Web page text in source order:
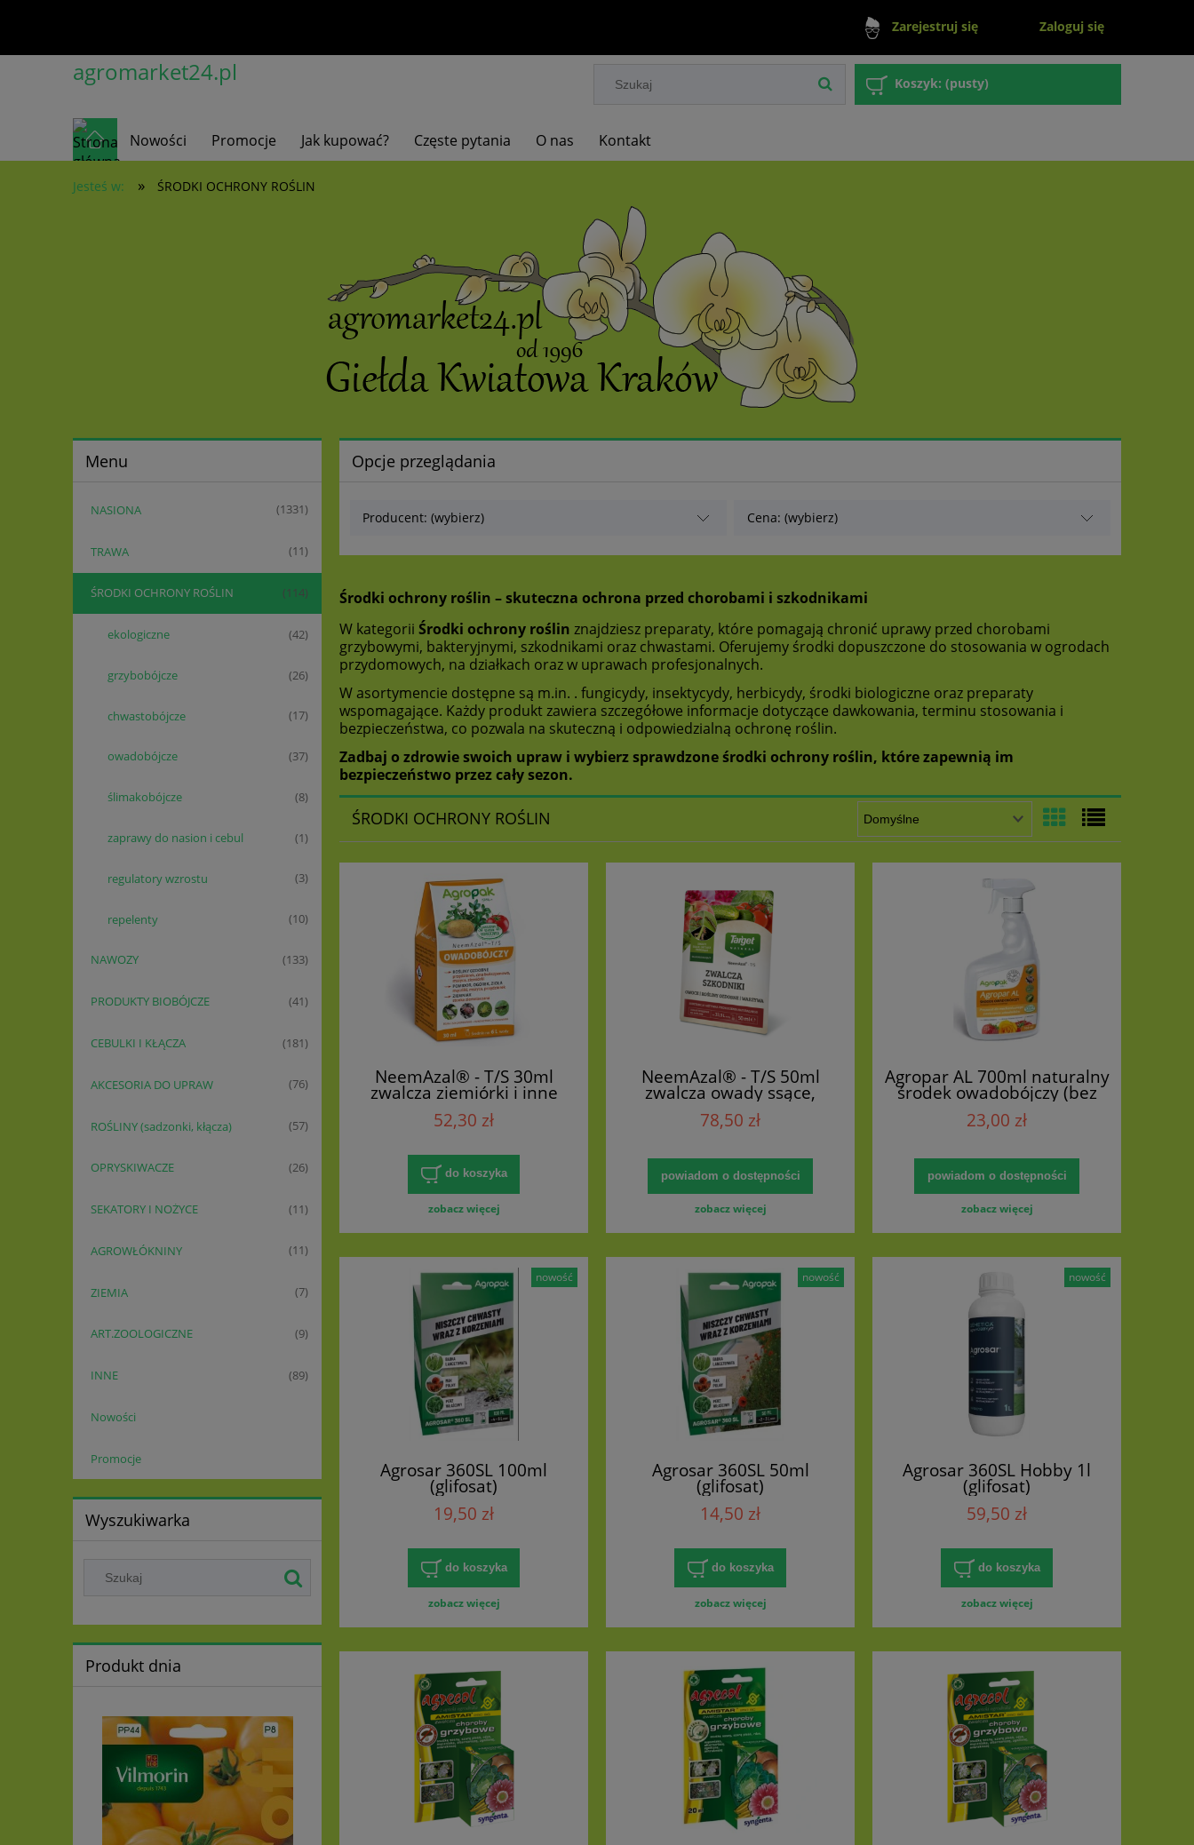
Zarejestruj się Zaloguj się
agromarket24.pl Koszyk: (pusty)
Nowości Promocje Jak kupować? Częste pytania O nas Kontakt
Jesteś w: » ŚRODKI OCHRONY ROŚLIN
Menu
NASIONA (1331)
TRAWA (11)
ŚRODKI OCHRONY ROŚLIN (114)
ekologiczne (42)
grzybobójcze (26)
chwastobójcze (17)
owadobójcze (37)
ślimakobójcze (8)
zaprawy do nasion i cebul (1)
regulatory wzrostu (3)
repelenty (10)
NAWOZY (133)
PRODUKTY BIOBÓJCZE (41)
CEBULKI I KŁĄCZA (181)
AKCESORIA DO UPRAW (76)
ROŚLINY (sadzonki, kłącza) (57)
OPRYSKIWACZE (26)
SEKATORY I NOŻYCE (11)
AGROWŁÓKNINY (11)
ZIEMIA (7)
ART.ZOOLOGICZNE (9)
INNE (89)
Nowości
Promocje
Wyszukiwarka
Produkt dnia
Opcje przeglądania
Producent: (wybierz) Cena: (wybierz)
Środki ochrony roślin – skuteczna ochrona przed chorobami i szkodnikami
W kategorii Środki ochrony roślin znajdziesz preparaty, które pomagają chronić uprawy przed chorobami
grzybowymi, bakteryjnymi, szkodnikami oraz chwastami. Oferujemy środki dopuszczone do stosowania w ogrodach
przydomowych, na działkach oraz w uprawach profesjonalnych.
W asortymencie dostępne są m.in. . fungicydy, insektycydy, herbicydy, środki biologiczne oraz preparaty
wspomagające. Każdy produkt zawiera szczegółowe informacje dotyczące dawkowania, terminu stosowania i
bezpieczeństwa, co pozwala na skuteczną i odpowiedzialną ochronę roślin.
Zadbaj o zdrowie swoich upraw i wybierz sprawdzone środki ochrony roślin, które zapewnią im
bezpieczeństwo przez cały sezon.
ŚRODKI OCHRONY ROŚLIN
NeemAzal® - T/S 30ml
zwalcza ziemiórki i inne
owady ssące, gryzące i
minujące
52,30 zł
do koszyka
zobacz więcej
NeemAzal® - T/S 50ml
zwalcza owady ssące,
gryzące, minujące oraz
ziemiórki
78,50 zł
powiadom o dostępności
zobacz więcej
Agropar AL 700ml naturalny
środek owadobójczy (bez
karencji)
23,00 zł
powiadom o dostępności
zobacz więcej
Agrosar 360SL 100ml
(glifosat)
19,50 zł
do koszyka
zobacz więcej
nowość
Agrosar 360SL 50ml
(glifosat)
14,50 zł
do koszyka
zobacz więcej
nowość
Agrosar 360SL Hobby 1l
(glifosat)
59,50 zł
do koszyka
zobacz więcej
nowość